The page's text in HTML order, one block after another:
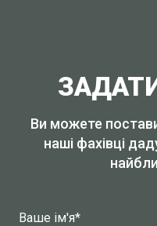
Ви можете
наші фахівці
Ваше ім'я*